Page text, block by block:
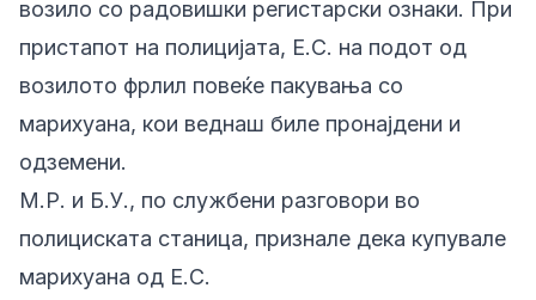
возило со радовишки регистарски ознаки. При
пристапот на полицијата, Е.С. на подот од
возилото фрлил повеќе пакувања со
марихуана, кои веднаш биле пронајдени и
одземени.
М.Р. и Б.У., по службени разговори во
полициската станица, признале дека купувале
марихуана од Е.С.